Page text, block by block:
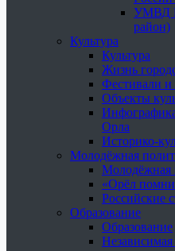
УМВД
район)
Культура
Культура
Жизнь
Фестивали и
Объекты
Орла
Историко-
Молодёжная
Молодёжная
«Орёл
Российские
Образование
Образование
Независимая